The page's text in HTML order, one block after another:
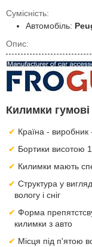
Сумісність:
Автомобіль:
Опис:
Килимки
Країна -
Бортики висотою
Килимки мають
Структура у
вологу і сніг
Форма
килимки з авто
Місця під п'ятою